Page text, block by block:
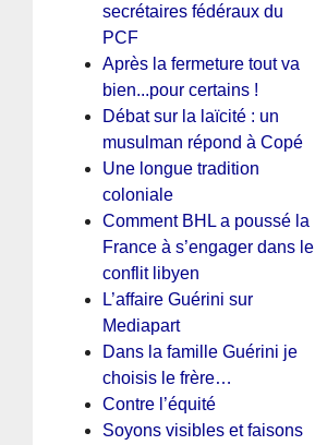
secrétaires fédéraux du
PCF
Après la fermeture tout va
bien...pour certains !
Débat sur la laïcité : un
musulman répond à Copé
Une longue tradition
coloniale
Comment BHL a poussé la
France à s’engager dans le
conflit libyen
L’affaire Guérini sur
Mediapart
Dans la famille Guérini je
choisis le frère…
Contre l’équité
Soyons visibles et faisons